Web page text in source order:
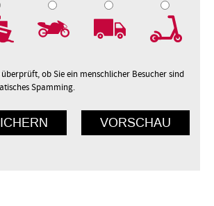
ob Sie ein menschlicher Besucher sind
Spamming.